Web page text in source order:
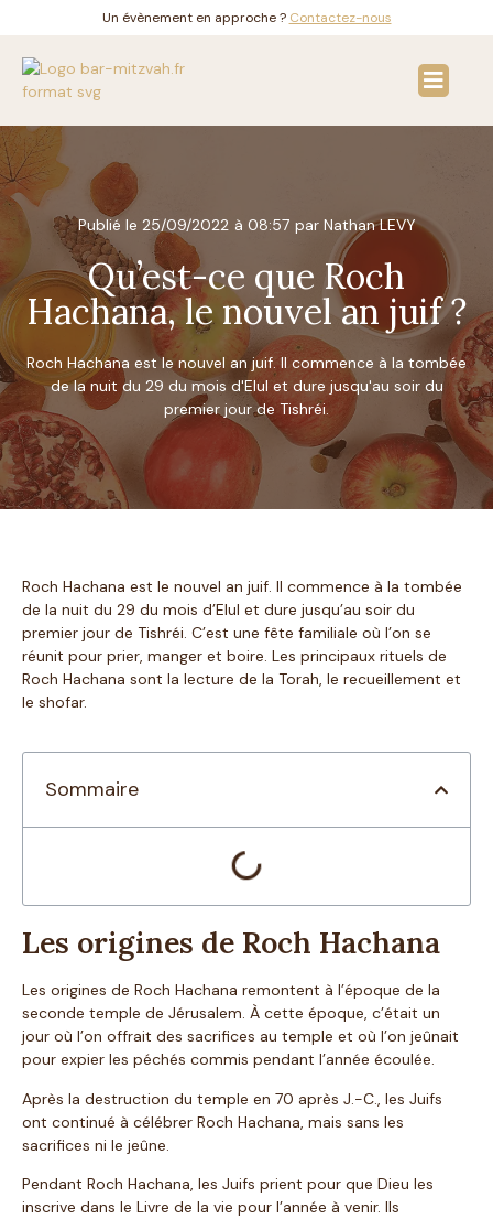
Un évènement en approche ? Contactez-nous
Publié le 25/09/2022 à 08:57 par Nathan LEVY
Qu’est-ce que Roch
Hachana, le nouvel an juif ?
Roch Hachana est le nouvel an juif. Il commence à la tombée
de la nuit du 29 du mois d'Elul et dure jusqu'au soir du
premier jour de Tishréi.
Roch Hachana est le nouvel an juif. Il commence à la tombée
de la nuit du 29 du mois d’Elul et dure jusqu’au soir du
premier jour de Tishréi. C’est une fête familiale où l’on se
réunit pour prier, manger et boire. Les principaux rituels de
Roch Hachana sont la lecture de la Torah, le recueillement et
le shofar.
Sommaire
Les origines de Roch Hachana
Les origines de Roch Hachana remontent à l’époque de la
seconde temple de Jérusalem. À cette époque, c’était un
jour où l’on offrait des sacrifices au temple et où l’on jeûnait
pour expier les péchés commis pendant l’année écoulée.
Après la destruction du temple en 70 après J.-C., les Juifs
ont continué à célébrer Roch Hachana, mais sans les
sacrifices ni le jeûne.
Pendant Roch Hachana, les Juifs prient pour que Dieu les
inscrive dans le Livre de la vie pour l’année à venir. Ils